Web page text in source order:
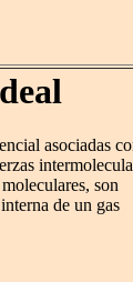
asociadas
son
de un gas